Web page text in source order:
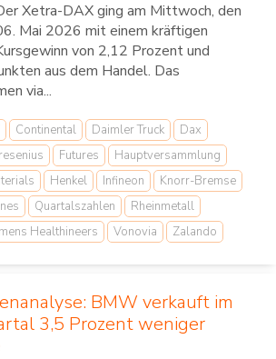
Xetra-DAX ging am Mittwoch, den
Mai 2026 mit einem kräftigen
von 2,12 Prozent und
aus dem Handel. Das
via...
Continental Daimler Truck
Dax
Futures
Hauptversammlung
Henkel Infineon
Knorr-Bremse
Quartalszahlen
Rheinmetall
Healthineers Vonovia Zalando
BMW verkauft im
3,5 Prozent weniger